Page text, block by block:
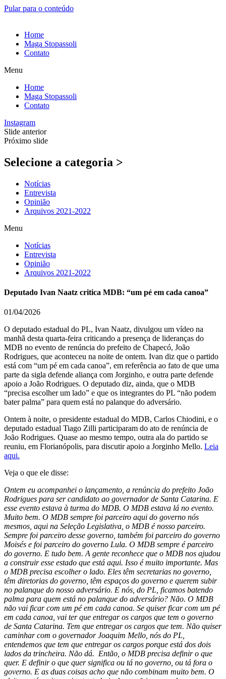
Pular para o conteúdo
Home
Maga Stopassoli
Contato
Menu
Home
Maga Stopassoli
Contato
Instagram
Slide anterior
Próximo slide
Selecione a categoria >
Notícias
Entrevista
Opinião
Arquivos 2021-2022
Menu
Notícias
Entrevista
Opinião
Arquivos 2021-2022
Deputado Ivan Naatz critica MDB: “um pé em cada canoa”
01/04/2026
O deputado estadual do PL, Ivan Naatz, divulgou um vídeo na
manhã desta quarta-feira criticando a presença de lideranças do
MDB no evento de renúncia do prefeito de Chapecó, João
Rodrigues, que aconteceu na noite de ontem. Ivan diz que o partido
está com “um pé em cada canoa”, em referência ao fato de que uma
parte da sigla defende aliança com Jorginho, e outra parte defende
apoio a João Rodrigues. O deputado diz, ainda, que o MDB
“precisa escolher um lado” e que os integrantes do PL “não podem
bater palma” para quem está no palanque do adversário.
Ontem à noite, o presidente estadual do MDB, Carlos Chiodini, e o
deputado estadual Tiago Zilli participaram do ato de renúncia de
João Rodrigues. Quase ao mesmo tempo, outra ala do partido se
reuniu, em Florianópolis, para discutir apoio a Jorginho Mello. Leia
aqui.
Veja o que ele disse:
Ontem eu acompanhei o lançamento, a renúncia do prefeito João
Rodrigues para ser candidato ao governador de Santa Catarina. E
esse evento estava à turma do MDB. O MDB estava lá no evento.
Muito bem. O MDB sempre foi parceiro aqui do governo nós
mesmos, aqui na Seleção Legislativa, o MDB é nosso parceiro.
Sempre foi parceiro desse governo, também foi parceiro do governo
Moisés e foi parceiro do governo Lula. O MDB sempre é parceiro
do governo. E tudo bem. A gente reconhece que o MDB nos ajudou
a construir esse estado que está aqui. Isso é muito importante. Mas
o MDB precisa escolher o lado. Eles têm secretarias no governo,
têm diretorias do governo, têm espaços do governo e querem subir
no palanque do nosso adversário. E nós, do PL, ficamos batendo
palma para quem está no palanque do adversário? Não. O MDB
não vai ficar com um pé em cada canoa. Se quiser ficar com um pé
em cada canoa, vai ter que entregar os cargos que tem o governo
de Santa Catarina. Tem que entregar os cargos que tem. Não quiser
caminhar com o governador Joaquim Mello, nós do PL,
entendemos que tem que entregar os cargos porque está dos dois
lados da trincheira. Não dá. Então, o MDB precisa definir o que
quer. E definir o que quer significa ou tá no governo, ou tá fora o
governo. E as duas coisas acho que não combinam muito bem. O